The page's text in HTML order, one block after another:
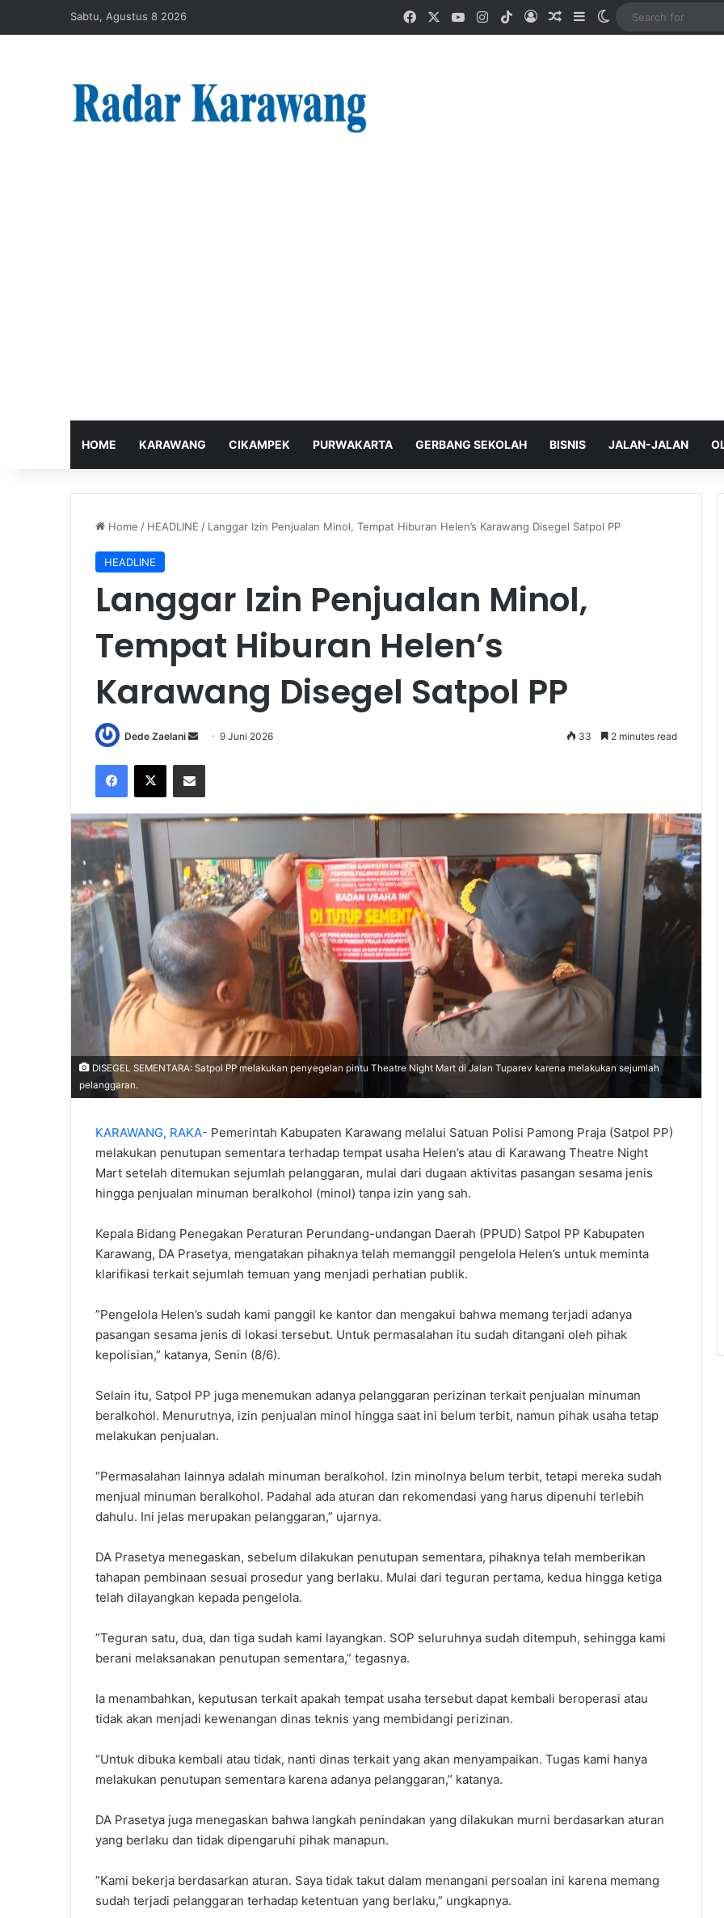
Sabtu, Agustus 8 2026 FacebookYouTubeInstagram
TikTokLog InRandom Article
SidebarSwitch skin
HOME KARAWANG CIKAMPEK PURWAKARTA GERBANG SEKOLAH BISNIS JALAN-JALAN
Home / HEADLINE / Langgar Izin Penjualan Minol, Tempat Hiburan Helen’s Karawang Disegel Satpol PP
HEADLINE
Langgar Izin Penjualan Minol,
Tempat Hiburan Helen’s
Karawang Disegel Satpol PP
Dede Zaelani
Send9 Juni 2026 33 2 minutes read
Facebook
X Share via Email
DISEGEL SEMENTARA: Satpol PP melakukan penyegelan pintu Theatre Night Mart di Jalan Tuparev karena melakukan sejumlah
pelanggaran.
KARAWANG, RAKA- Pemerintah Kabupaten Karawang melalui Satuan Polisi Pamong Praja (Satpol PP)
melakukan penutupan sementara terhadap tempat usaha Helen’s atau di Karawang Theatre Night
Mart setelah ditemukan sejumlah pelanggaran, mulai dari dugaan aktivitas pasangan sesama jenis
hingga penjualan minuman beralkohol (minol) tanpa izin yang sah.
‎‎Kepala Bidang Penegakan Peraturan Perundang-undangan Daerah (PPUD) Satpol PP Kabupaten
Karawang, DA Prasetya, mengatakan pihaknya telah memanggil pengelola Helen’s untuk meminta
klarifikasi terkait sejumlah temuan yang menjadi perhatian publik.
‎”Pengelola Helen’s sudah kami panggil ke kantor dan mengakui bahwa memang terjadi adanya
pasangan sesama jenis di lokasi tersebut. Untuk permasalahan itu sudah ditangani oleh pihak
kepolisian,” katanya, Senin (8/6).
‎‎Selain itu, Satpol PP juga menemukan adanya pelanggaran perizinan terkait penjualan minuman
beralkohol. Menurutnya, izin penjualan minol hingga saat ini belum terbit, namun pihak usaha tetap
melakukan penjualan. ‎
“Permasalahan lainnya adalah minuman beralkohol. Izin minolnya belum terbit, tetapi mereka sudah
menjual minuman beralkohol. Padahal ada aturan dan rekomendasi yang harus dipenuhi terlebih
dahulu. Ini jelas merupakan pelanggaran,” ujarnya.
‎‎DA Prasetya menegaskan, sebelum dilakukan penutupan sementara, pihaknya telah memberikan
tahapan pembinaan sesuai prosedur yang berlaku. Mulai dari teguran pertama, kedua hingga ketiga
telah dilayangkan kepada pengelola.
‎”Teguran satu, dua, dan tiga sudah kami layangkan. SOP seluruhnya sudah ditempuh, sehingga kami
berani melaksanakan penutupan sementara,” tegasnya.‎
‎Ia menambahkan, keputusan terkait apakah tempat usaha tersebut dapat kembali beroperasi atau
tidak akan menjadi kewenangan dinas teknis yang membidangi perizinan. ‎
“Untuk dibuka kembali atau tidak, nanti dinas terkait yang akan menyampaikan. Tugas kami hanya
melakukan penutupan sementara karena adanya pelanggaran,” katanya.
‎‎DA Prasetya juga menegaskan bahwa langkah penindakan yang dilakukan murni berdasarkan aturan
yang berlaku dan tidak dipengaruhi pihak manapun.
‎”Kami bekerja berdasarkan aturan. Saya tidak takut dalam menangani persoalan ini karena memang
sudah terjadi pelanggaran terhadap ketentuan yang berlaku,” ungkapnya.‎